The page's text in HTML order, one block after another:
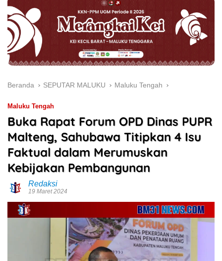
Beranda SEPUTAR MALUKU Maluku Tengah
Maluku Tengah
Buka Rapat Forum OPD Dinas PUPR
Malteng, Sahubawa Titipkan 4 Isu
Faktual dalam Merumuskan
Kebijakan Pembangunan
Redaksi
19 Maret 2024